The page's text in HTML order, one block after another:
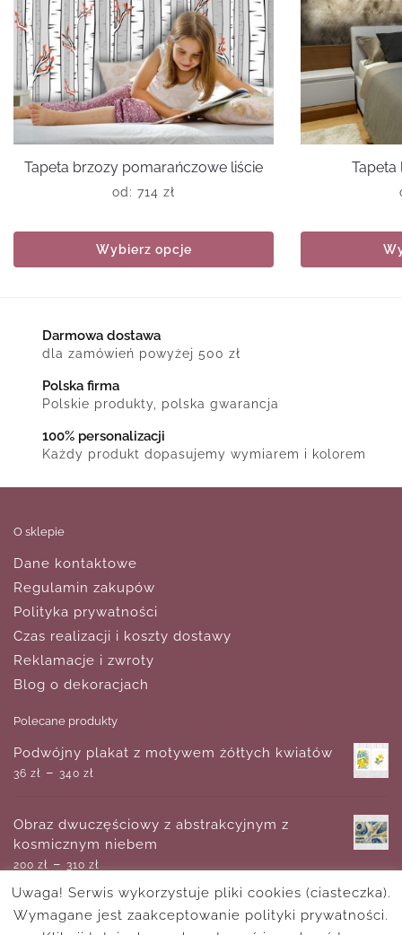
Tapeta brzozy pomarańczowe liście
od: 714 zł
Wybierz opcje
Tapeta
Darmowa dostawa
dla zamówień powyżej 500 zł
Polska firma
Polskie produkty, polska gwarancja
100% personalizacji
Każdy produkt dopasujemy wymiarem i kolorem
O sklepie
Dane kontaktowe
Regulamin zakupów
Polityka prywatności
Czas realizacji i koszty dostawy
Reklamacje i zwroty
Blog o dekoracjach
Polecane produkty
Podwójny plakat z motywem żółtych kwiatów
36 zł – 340 zł
Obraz dwuczęściowy z abstrakcyjnym z
kosmicznym niebem
200 zł – 310 zł
Plakat ze znakiem zodiaku - Rak
Uwaga! Serwis wykorzystuje pliki cookies (ciasteczka).
Wymagane jest zaakceptowanie polityki prywatności.